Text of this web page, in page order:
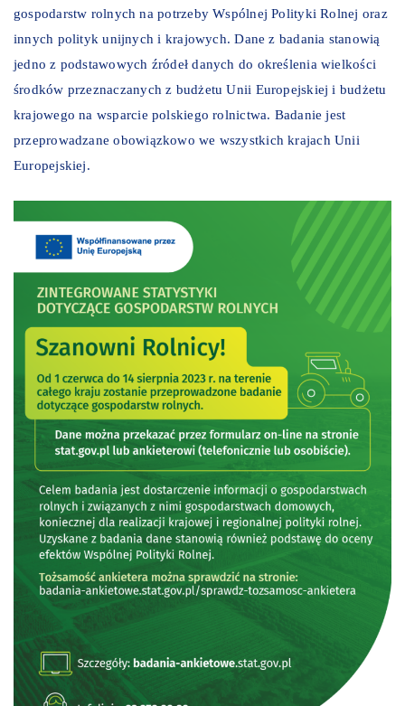
gospodarstw rolnych na potrzeby Wspólnej Polityki Rolnej oraz
innych polityk unijnych i krajowych. Dane z badania stanowią
jedno z podstawowych źródeł danych do określenia wielkości
środków przeznaczanych z budżetu Unii Europejskiej i budżetu
krajowego na wsparcie polskiego rolnictwa. Badanie jest
przeprowadzane obowiązkowo we wszystkich krajach Unii
Europejskiej.